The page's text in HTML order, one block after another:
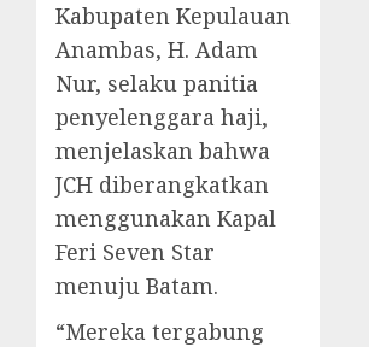
Kabupaten Kepulauan
Anambas, H. Adam
Nur, selaku panitia
penyelenggara haji,
menjelaskan bahwa
JCH diberangkatkan
menggunakan Kapal
Feri Seven Star
menuju Batam.
“Mereka tergabung